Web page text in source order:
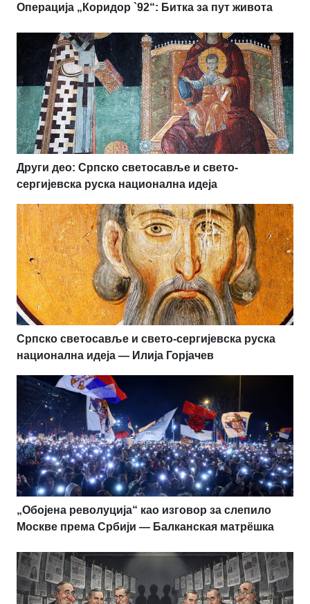
Операција „Коридор `92“: Битка за пут живота
Други део: Српско светосавље и свето-
сергијевска руска национална идеја
Српско светосавље и свето-сергијевска руска
национална идеја — Илија Горјачев
„Обојена револуција“ као изговор за слепило
Москве према Србији — Балканская матрёшка